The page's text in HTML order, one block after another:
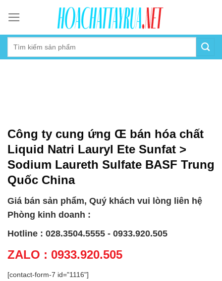
content
Công ty cung ứng Œ bán hóa chất
Liquid Natri Lauryl Ete Sunfat >
Sodium Laureth Sulfate BASF Trung
Quốc China
Giá bán sản phẩm, Quý khách vui lòng liên hệ
Phòng kinh doanh :
Hotline : 028.3504.5555 - 0933.920.505
ZALO : 0933.920.505
[contact-form-7 id="1116"]